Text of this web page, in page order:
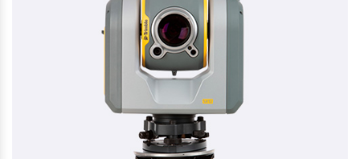
BESKYTTELSESGLAS TIL T10X/T110
263,00 kr. ekskl. moms